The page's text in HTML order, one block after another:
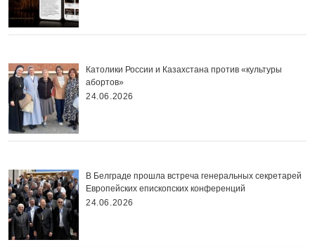
Католики России и Казахстана против «культуры
абортов»
24.06.2026
В Белграде прошла встреча генеральных секретарей
Европейских епископских конференций
24.06.2026